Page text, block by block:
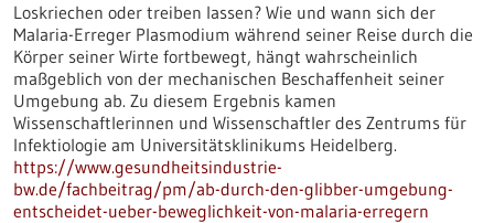
Loskriechen oder treiben lassen? Wie und wann sich der
Malaria-Erreger Plasmodium während seiner Reise durch die
Körper seiner Wirte fortbewegt, hängt wahrscheinlich
maßgeblich von der mechanischen Beschaffenheit seiner
Umgebung ab. Zu diesem Ergebnis kamen
Wissenschaftlerinnen und Wissenschaftler des Zentrums für
Infektiologie am Universitätsklinikums Heidelberg.
https://www.gesundheitsindustrie-
bw.de/fachbeitrag/pm/ab-durch-den-glibber-umgebung-
entscheidet-ueber-beweglichkeit-von-malaria-erregern